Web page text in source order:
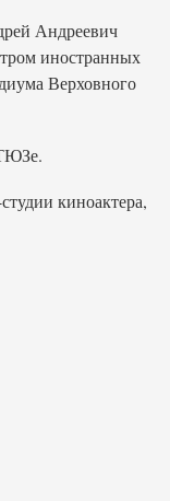
Андреевич
иностранных
Верховного
киноактера,